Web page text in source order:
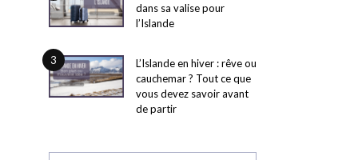
dans sa valise pour
l’Islande
3
L’Islande en hiver : rêve ou
cauchemar ? Tout ce que
vous devez savoir avant
de partir